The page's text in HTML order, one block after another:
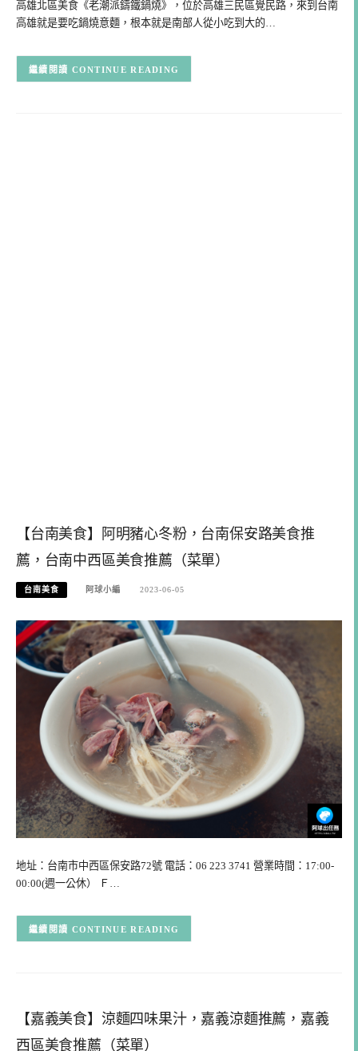
高雄北區美食《老潮派鑄鐵鍋燒》，位於高雄三民區覺民路，來到台南
高雄就是要吃鍋燒意麵，根本就是南部人從小吃到大的…
CONTINUE READING
【台南美食】阿明豬心冬粉，台南保安路美食推
薦，台南中西區美食推薦（菜單）
台南美食 阿球小編 2023-06-05
地址：台南市中西區保安路72號 電話：06 223 3741 營業時間：17:00-
00:00(週一公休） Ｆ…
CONTINUE READING
【嘉義美食】涼麵四味果汁，嘉義涼麵推薦，嘉義
西區美食推薦（菜單）